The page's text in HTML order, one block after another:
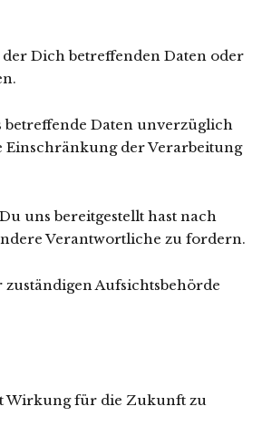
der Dich betreffenden Daten oder
betreffende Daten unverzüglich
Einschränkung der Verarbeitung
uns bereitgestellt hast nach
Verantwortliche zu fordern.
zuständigen Aufsichtsbehörde
Wirkung für die Zukunft zu